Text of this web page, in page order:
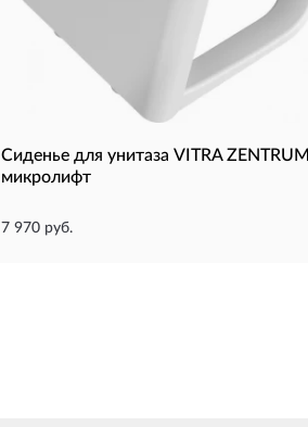
Сиденье для унитаза VITRA ZENTRUM
микролифт
7 970 руб.